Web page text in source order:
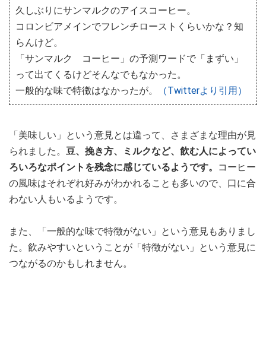
久しぶりにサンマルクのアイスコーヒー。
コロンビアメインでフレンチローストくらいかな？知
らんけど。
「サンマルク コーヒー」の予測ワードで「まずい」
って出てくるけどそんなでもなかった。
一般的な味で特徴はなかったが。
（Twitterより引用）
「美味しい」という意見とは違って、さまざまな理由が見
られました。 豆、挽き方、ミルクなど、飲む人によってい
ろいろなポイントを残念に感じているようです。
コーヒー
の風味はそれぞれ好みがわかれることも多いので、口に合
わない人もいるようです。
また、「一般的な味で特徴がない」という意見もありまし
た。飲みやすいということが「特徴がない」という意見に
つながるのかもしれません。